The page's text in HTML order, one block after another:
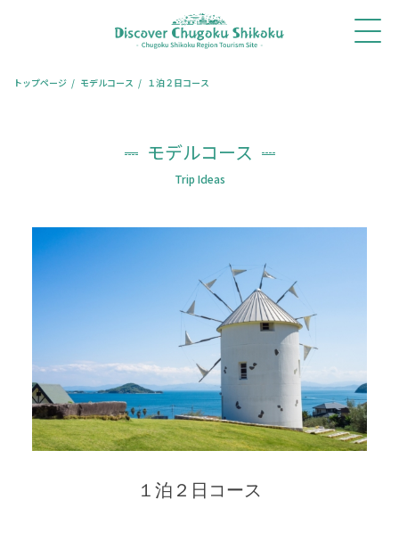
トップページ モデルコース １泊２日コース
モデルコース
Trip Ideas
１泊２日コース
体験・
ツアー
モデル
コース
旅コ
ラム
レストラ
ン予約